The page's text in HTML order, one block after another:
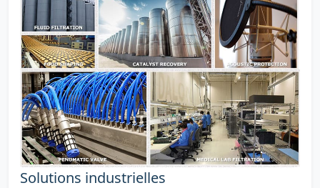
Solutions industrielles